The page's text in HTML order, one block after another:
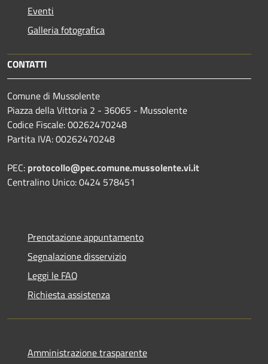
Eventi
Galleria fotografica
CONTATTI
Comune di Mussolente
Piazza della Vittoria 2 - 36065 - Mussolente
Codice Fiscale: 00262470248
Partita IVA: 00262470248
PEC: protocollo@pec.comune.mussolente.vi.it
Centralino Unico: 0424 578451
Prenotazione appuntamento
Segnalazione disservizio
Leggi le FAQ
Richiesta assistenza
Amministrazione trasparente